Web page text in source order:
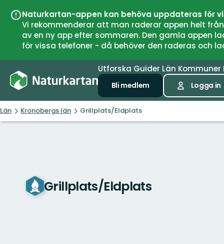
Naturkartan-appen kan behöva uppdateras för
Vi rekommenderar att man raderar appen helt
av en ny app efter sommaren. Den gamla
för vissa telefoner - då behöver den raderas och
Utforska Guider Län Kommuner
Bli medlem Logga in
Län Kronobergs län Grillplats/Eldplats
Grillplats/Eldplats